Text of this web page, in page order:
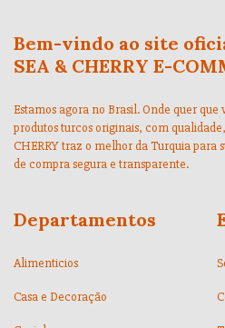
Bem-vindo ao site
SEA & CHERRY E-
Estamos agora no Brasil. Onde quer
produtos turcos originais, com
CHERRY traz o melhor da Turquia para
de compra segura e transparente.
Departamentos
Alimenticios
Casa e Decoração